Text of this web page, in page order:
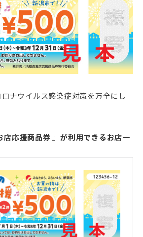
ナウイルス感染症対策を万全にし
店応援商品券 』が利用できるお店一